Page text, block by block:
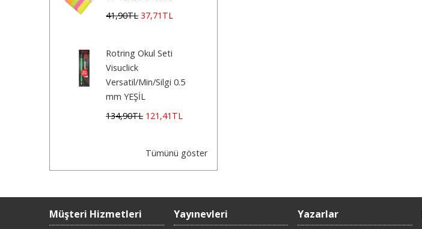
41,90TL 37,71 TL
Rotring Okul Seti
Visuclick
Versatil/Min/Silgi 0.5
mm YEŞİL
134,90TL 121 ,41 TL
Tümünü göster
Müşteri Hizmetleri Yayınevleri Yazarlar